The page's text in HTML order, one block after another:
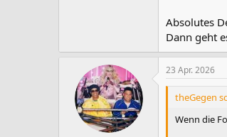
Absolutes
Dann geht
23 Apr. 2026
theGegen
Wenn die